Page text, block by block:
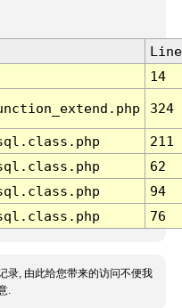
Line
14
324
211
62
94
76
录, 由此给您带来的访问不便我
.